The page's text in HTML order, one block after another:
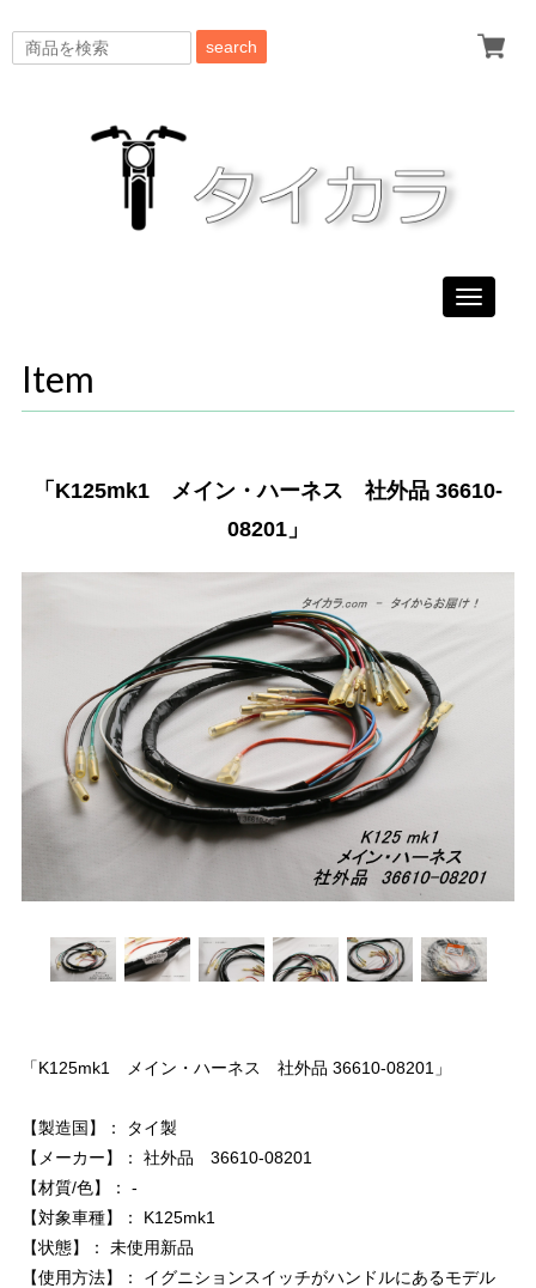
search
Toggle
Item
「K125mk1 メイン・ハーネス 社外品 36610-
08201」
「K125mk1 メイン・ハーネス 社外品 36610-08201」
【製造国】： タイ製
【メーカー】： 社外品 36610-08201
【材質/色】： -
【対象車種】： K125mk1
【状態】： 未使用新品
【使用方法】： イグニションスイッチがハンドルにあるモデル